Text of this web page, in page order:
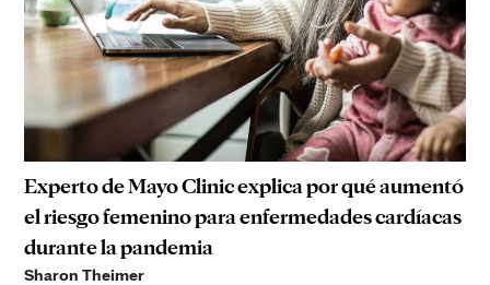
Experto de Mayo Clinic explica por qué aumentó
el riesgo femenino para enfermedades cardíacas
durante la pandemia
Sharon Theimer